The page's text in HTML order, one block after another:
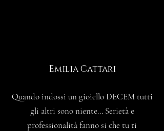
Emilia Cattari
Quando indossi un gioiello DECEM tutti
gli altri sono niente... Serietà e
professionalità fanno si che tu ti